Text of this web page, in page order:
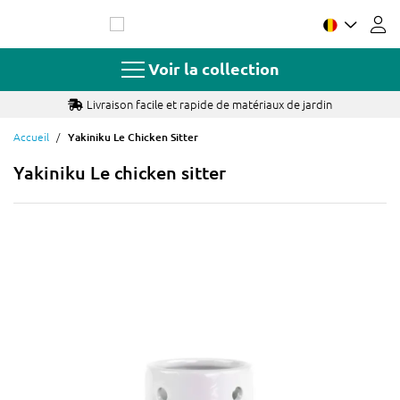
contenu
Voir la collection
Livraison facile et rapide de matériaux de jardin
Accueil Yakiniku Le Chicken Sitter
Yakiniku Le chicken sitter